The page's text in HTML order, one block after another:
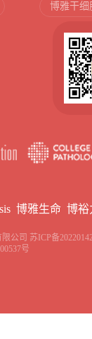
博雅干细
博雅生命 博裕
公司 苏ICP备
号